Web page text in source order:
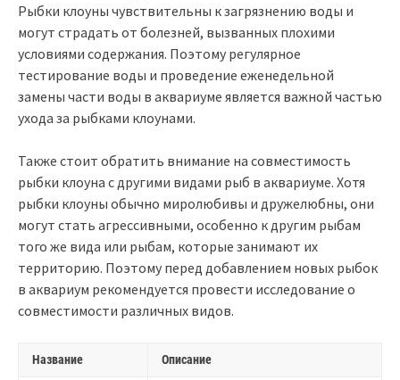
Рыбки клоуны чувствительны к загрязнению воды и
могут страдать от болезней, вызванных плохими
условиями содержания. Поэтому регулярное
тестирование воды и проведение еженедельной
замены части воды в аквариуме является важной частью
ухода за рыбками клоунами.
Также стоит обратить внимание на совместимость
рыбки клоуна с другими видами рыб в аквариуме. Хотя
рыбки клоуны обычно миролюбивы и дружелюбны, они
могут стать агрессивными, особенно к другим рыбам
того же вида или рыбам, которые занимают их
территорию. Поэтому перед добавлением новых рыбок
в аквариум рекомендуется провести исследование о
совместимости различных видов.
Название Описание